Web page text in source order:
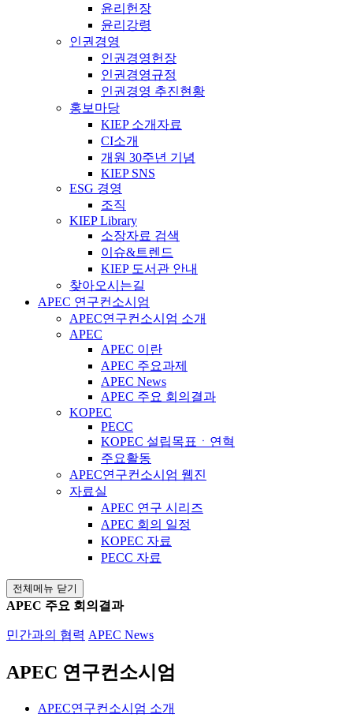
윤리헌장
윤리강령
인권경영
인권경영헌장
인권경영규정
인권경영 추진현황
홍보마당
KIEP 소개자료
CI소개
개원 30주년 기념
KIEP SNS
ESG 경영
조직
KIEP Library
소장자료 검색
이슈&트렌드
KIEP 도서관 안내
찾아오시는길
APEC 연구컨소시엄
APEC연구컨소시엄 소개
APEC
APEC 이란
APEC 주요과제
APEC News
APEC 주요 회의결과
KOPEC
PECC
KOPEC 설립목표ㆍ연혁
주요활동
APEC연구컨소시엄 웹진
자료실
APEC 연구 시리즈
APEC 회의 일정
KOPEC 자료
PECC 자료
전체메뉴 닫기
APEC 주요 회의결과
민간과의 협력 APEC News
APEC 연구컨소시엄
APEC연구컨소시엄 소개